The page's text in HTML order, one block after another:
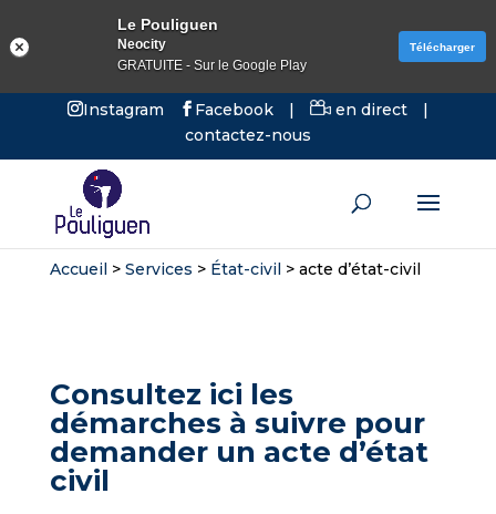
Instagram Facebook | en direct
|
contactez-nous
Accueil> Services > État-civil> acte d’état-civil
Consultez ici les
démarches à suivre pour
demander un acte d’état
civil
Le Pouliguen
Neocity
GRATUITE - Sur le Google Play
Télécharger